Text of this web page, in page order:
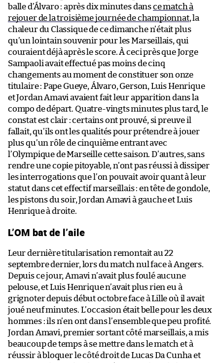
balle d’Álvaro : après dix minutes dansce match à
rejouer de la troisième journée de championnat, la
chaleur du Classique de ce dimanche n’était plus
qu’un lointain souvenir pour les Marseillais, qui
couraient déjà après le score. À ceci près que Jorge
Sampaoli avait effectué pas moins de cinq
changements au moment de constituer son onze
titulaire : Pape Gueye, Álvaro, Gerson, Luis Henrique
et Jordan Amavi avaient fait leur apparition dans la
compo de départ. Quatre-vingts minutes plus tard, le
constat est clair : certains ont prouvé, si preuve il
fallait, qu’ils ont les qualités pour prétendre à jouer
plus qu’un rôle de cinquième entrant avec
l’Olympique de Marseille cette saison. D’autres, sans
rendre une copie pitoyable, n’ont pas réussi à dissiper
les interrogations que l’on pouvait avoir quant à leur
statut dans cet effectif marseillais : en tête de gondole,
les pistons du soir, Jordan Amavi à gauche et Luis
Henrique à droite.
L’OM bat de l’aile
Leur dernière titularisation remontait au 22
septembre dernier, lors du match nul face à Angers.
Depuis ce jour, Amavi n’avait plus foulé aucune
pelouse, et Luis Henrique n’avait plus rien eu à
grignoter depuis début octobre face à Lille où il avait
joué neuf minutes. L’occasion était belle pour les deux
hommes : ils n’en ont dans l’ensemble que peu profité.
Jordan Amavi, premier sortant côté marseillais, a mis
beaucoup de temps à se mettre dans le match et à
réussir à bloquer le côté droit de Lucas Da Cunha et